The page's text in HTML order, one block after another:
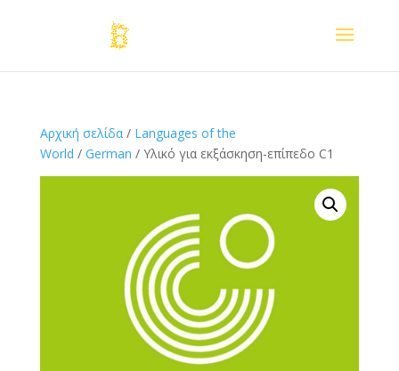
Αρχική σελίδα/ Languages of the
World / German / Υλικό για εκξάσκηση-επίπεδο C1